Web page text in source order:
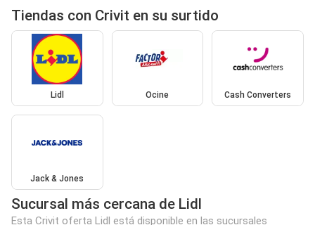
Tiendas con Crivit en su surtido
Lidl Ocine Cash Converters
Jack & Jones
Sucursal más cercana de Lidl
Esta Crivit oferta Lidl está disponible en las sucursales